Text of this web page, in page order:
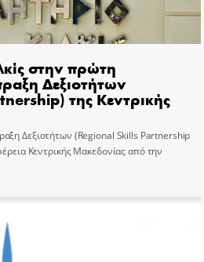
στην πρώτη
Δεξιοτήτων
της Κεντρικής
Δεξιοτήτων (Regional Skills Partnership
Κεντρικής Μακεδονίας από την